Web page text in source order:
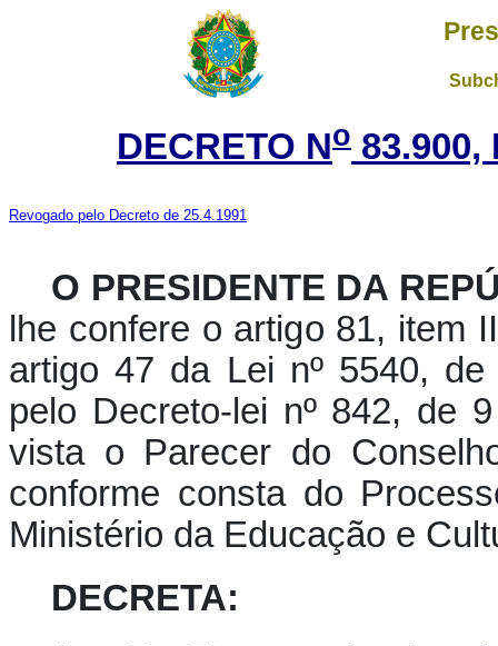
DECRETO No 83.900,
Revogado pelo Decreto de 25.4.1991
O PRESIDENTE DA
lhe confere o artigo 81, item
artigo 47 da Lei nº 5540,
pelo Decreto-lei nº 842, de
vista o Parecer do
conforme consta do
Ministério da Educação e
DECRETA: